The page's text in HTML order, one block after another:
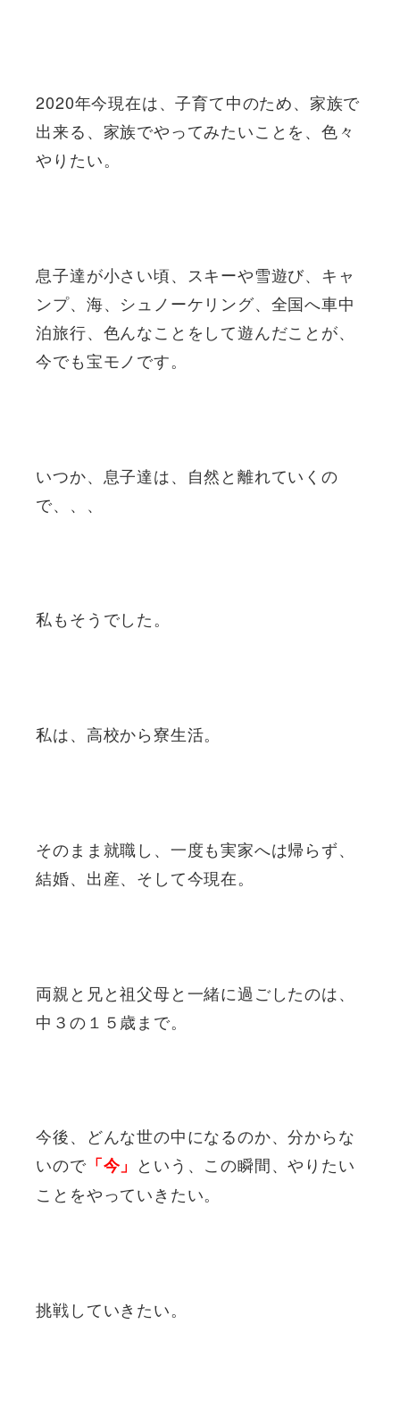
2020年今現在は、子育て中のため、家族で
出来る、家族でやってみたいことを、色々
やりたい。
息子達が小さい頃、スキーや雪遊び、キャ
ンプ、海、シュノーケリング、全国へ車中
泊旅行、色んなことをして遊んだことが、
今でも宝モノです。
いつか、息子達は、自然と離れていくの
で、、、
私もそうでした。
私は、高校から寮生活。
そのまま就職し、一度も実家へは帰らず、
結婚、出産、そして今現在。
両親と兄と祖父母と一緒に過ごしたのは、
中３の１５歳まで。
今後、どんな世の中になるのか、分からな
いので「今」 という、この瞬間、やりたい
ことをやっていきたい。
挑戦していきたい。